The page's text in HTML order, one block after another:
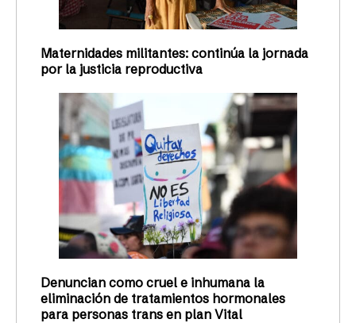
Maternidades militantes: continúa la jornada
por la justicia reproductiva
Denuncian como cruel e inhumana la
eliminación de tratamientos hormonales
para personas trans en plan Vital